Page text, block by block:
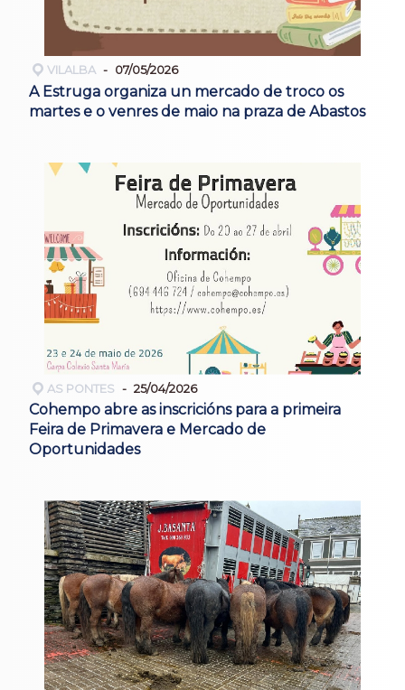
VILALBA 07/05/2026
A Estruga organiza un mercado de troco os
martes e o venres de maio na praza de Abastos
AS PONTES 25/04/2026
Cohempo abre as inscricións para a primeira
Feira de Primavera e Mercado de
Oportunidades